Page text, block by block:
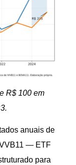
R$ 100 em
anuais de
— ETF
para